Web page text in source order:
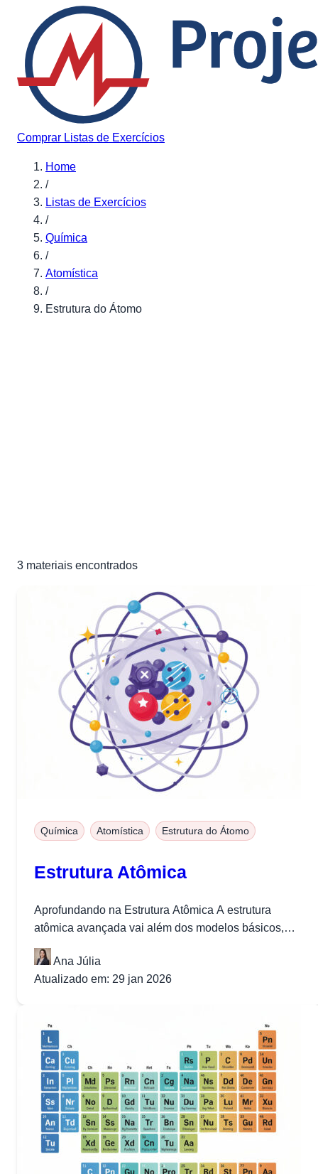
Pular para o conteúdo
Comprar Listas de Exercícios
Home
/
Listas de Exercícios
/
Química
/
Atomística
/
Estrutura do Átomo
3 materiais encontrados
Química Atomística Estrutura do Átomo
Estrutura Atômica
Aprofundando na Estrutura Atômica A estrutura
atômica avançada vai além dos modelos básicos,
explorando conceitos quânticos e a natureza dual...
Ana Júlia
Atualizado em: 29 jan 2026